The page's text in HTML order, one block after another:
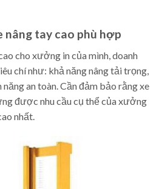
nâng tay cao phù hợp
cho xưởng in của mình, doanh
chí như: khả năng nâng tải trọng,
an toàn. Cần đảm bảo rằng xe
được nhu cầu cụ thể của xưởng
nhất.